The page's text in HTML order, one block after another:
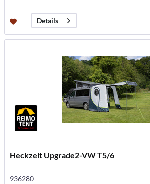
Details
Heckzelt Upgrade2-VW T5/6
936280